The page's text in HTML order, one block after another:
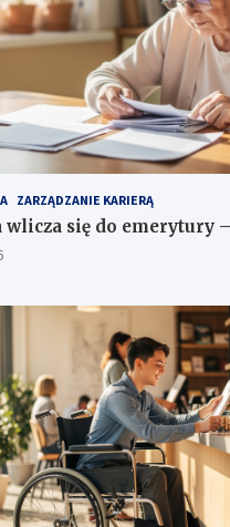
ZARZĄDZANIE KARIERĄ
wlicza się do emerytury